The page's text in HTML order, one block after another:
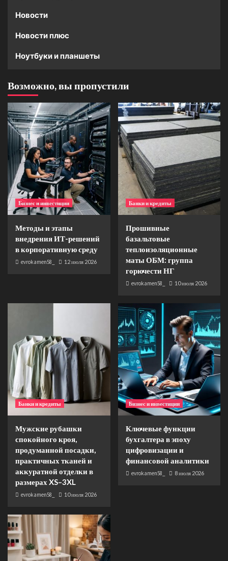
Новости
Новости плюс
Ноутбуки и планшеты
Возможно, вы пропустили
Бизнес и инвестиции
Методы и этапы
внедрения ИТ-решений
в корпоративную среду
evrokamen58_ 12 июля 2026
Банки и кредиты
Прошивные
базальтовые
теплоизоляционные
маты ОБМ: группа
горючести НГ
evrokamen58_ 10 июля 2026
Банки и кредиты
Мужские рубашки
спокойного кроя,
продуманной посадки,
практичных тканей и
аккуратной отделки в
размерах XS–3XL
evrokamen58_ 10 июля 2026
Бизнес и инвестиции
Ключевые функции
бухгалтера в эпоху
цифровизации и
финансовой аналитики
evrokamen58_ 8 июля 2026